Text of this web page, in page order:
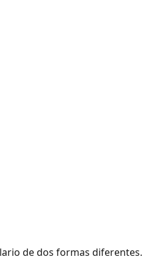
de dos formas diferentes.